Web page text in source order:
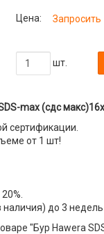
Цена: Запросить
шт.
max (сдс
сертификации.
от 1 шт!
наличия) до 3
"Бур Hawera